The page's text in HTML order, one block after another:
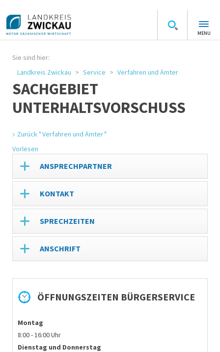
MENU
Sie sind hier:
Landkreis Zwickau
Service Verfahren und Ämter
SACHGEBIET
UNTERHALTSVORSCHUSS
Zurück " Verfahren und Ämter "
Vorlesen
ANSPRECHPARTNER
KONTAKT
SPRECHZEITEN
ANSCHRIFT
ÖFFNUNGSZEITEN BÜRGERSERVICE
Montag
8:00 - 16:00 Uhr
Dienstag und Donnerstag